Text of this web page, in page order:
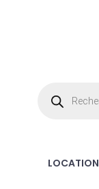
produits
LOCATION